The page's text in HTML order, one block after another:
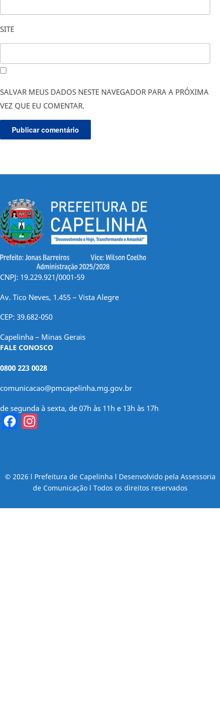
SITE
SALVAR MEUS DADOS NESTE NAVEGADOR PARA A PRÓXIMA
VEZ QUE EU COMENTAR.
CNPJ: 19.229.921/0001-59
Av. Tico Neves, 1.455 – Vista Alegre
CEP: 39.682-050
Capelinha – Minas Gerais
FALE CONOSCO
0800 223 0028
comunicacao@pmcapelinha.mg.gov.br
de segunda à sexta, de 07h às 11h e 13h às 17h
Facebook
© 2026 l Prefeitura de Capelinha l Desenvolvido pela Assessoria
de Comunicação l Todos os direitos reservados